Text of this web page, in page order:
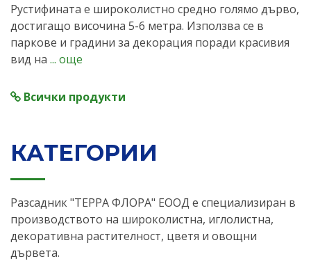
Рустифината е широколистно средно голямо дърво,
достигащо височина 5-6 метра. Използва се в
паркове и градини за декорация поради красивия
вид на ... още
Всички продукти
КАТЕГОРИИ
Разсадник "ТЕРРА ФЛОРА" ЕООД е специализиран в
производството на широколистна, иглолистна,
декоративна растителност, цветя и овощни
дървета.